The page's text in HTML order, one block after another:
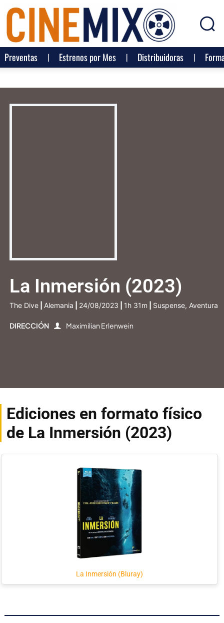
Preventas Estrenos por Mes Distribuidoras
La Inmersión (2023)
The Dive Alemania 24/08/2023 1h 31m Suspense, Aventura
DIRECCIÓN Maximilian Erlenwein
Ediciones en formato físico
de La Inmersión (2023)
La Inmersión (Bluray)